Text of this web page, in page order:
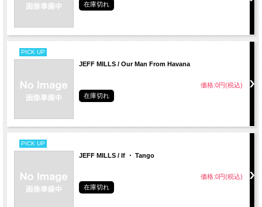
在庫切れ
PICK UP
JEFF MILLS / Our Man From Havana
価格:0円(税込)
在庫切れ
PICK UP
JEFF MILLS / If ・ Tango
価格:0円(税込)
在庫切れ